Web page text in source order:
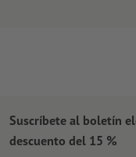
Suscríbete al boletín
descuento del 15 %